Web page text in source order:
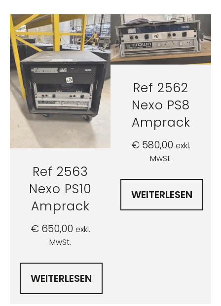
Ref 2563
Nexo PS10
Amprack
€650,00 exkl.
MwSt.
WEITERLESEN
Ref 2562
Nexo PS8
Amprack
€ 580,00 exkl.
MwSt.
WEITERLESEN